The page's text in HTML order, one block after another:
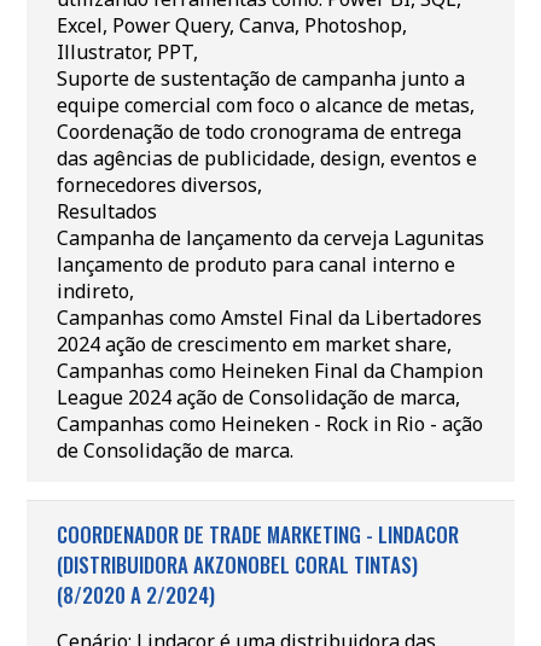
Excel, Power Query, Canva, Photoshop,
Illustrator, PPT,
Suporte de sustentação de campanha junto a
equipe comercial com foco o alcance de metas,
Coordenação de todo cronograma de entrega
das agências de publicidade, design, eventos e
fornecedores diversos,
Resultados
Campanha de lançamento da cerveja Lagunitas
lançamento de produto para canal interno e
indireto,
Campanhas como Amstel Final da Libertadores
2024 ação de crescimento em market share,
Campanhas como Heineken Final da Champion
League 2024 ação de Consolidação de marca,
Campanhas como Heineken - Rock in Rio - ação
de Consolidação de marca.
COORDENADOR DE TRADE MARKETING - LINDACOR
(DISTRIBUIDORA AKZONOBEL CORAL TINTAS)
(8/2020 A 2/2024)